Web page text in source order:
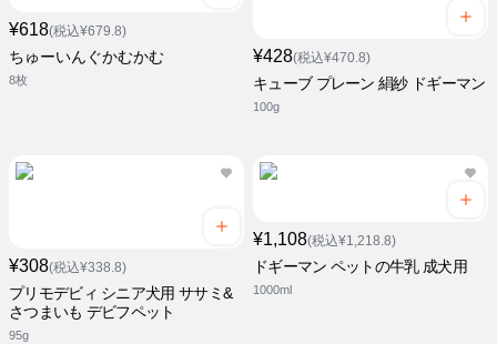
¥618(税込¥679.8)
ちゅーいんぐかむかむ
8枚
¥428(税込¥470.8)
キューブ プレーン 絹紗 ドギーマン
100g
¥308(税込¥338.8)
プリモデビィ シニア犬用 ササミ&
さつまいも デビフペット
95g
¥1,108(税込¥1,218.8)
ドギーマン ペットの牛乳 成犬用
1000ml